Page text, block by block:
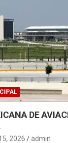
DE
2026 admin